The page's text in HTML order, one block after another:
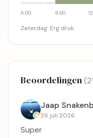
6:00 9:00
Zaterdag: Erg druk
Beoordelingen
Jaap
26 juli 2026
Super